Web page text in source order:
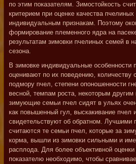
по этим показателям. Зимостойкость
критерием при оценке качества
индивидуальным признакам. Поэтому
формирование племенного ядра на
результатам зимовки пчелиных семей в
сезона.
В зимовке индивидуальные особенности
оценивают по их поведению, количеству
подмору пчел, степени опоношенности
весной, темпам роста, некоторым
зимующие семьи пчел сидят в ульях
как повышенный гул, выскакивание пчел
свидетельствуют об обратном. Лучшими
считаются те семьи пчел, которые за
корма, вышли из зимовки сильными и
расплода. Для более объективной
показателю необходимо, чтобы